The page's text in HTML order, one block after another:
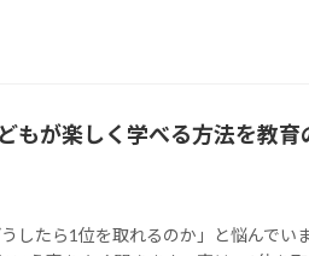
もが楽しく学べる方法を教育
したら1位を取れるのか」と悩んでい